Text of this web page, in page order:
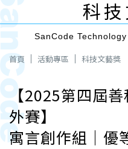
科
SanCode
首頁 活動專區 科技文藝獎
【2025第四屆
外賽】
寓言創作組｜優